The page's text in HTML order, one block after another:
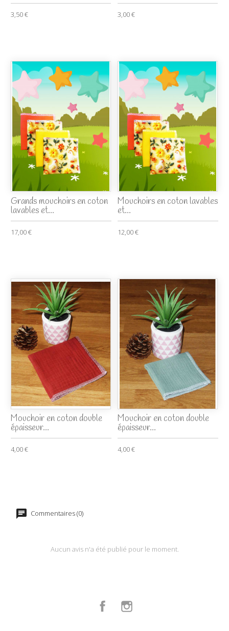
3,50 € 3,00 €
Grands mouchoirs en coton
lavables et...
17,00 €
Mouchoirs en coton lavables
et...
12,00 €
Mouchoir en coton double
épaisseur...
4,00 €
Mouchoir en coton double
épaisseur...
4,00 €
Commentaires (0)
Aucun avis n'a été publié pour le moment.
Facebook